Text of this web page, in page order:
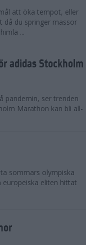
att öka tempot, eller
då du springer massor
...
adidas Stockholm
pandemin, ser trenden
Marathon kan bli all-
sommars olympiska
europeiska eliten hittat